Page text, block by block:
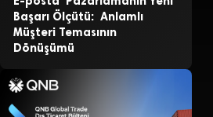
Başarı Ölçütü: Anlamlı
Müşteri Temasının
Dönüşümü